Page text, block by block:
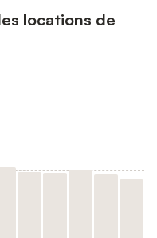
locations de